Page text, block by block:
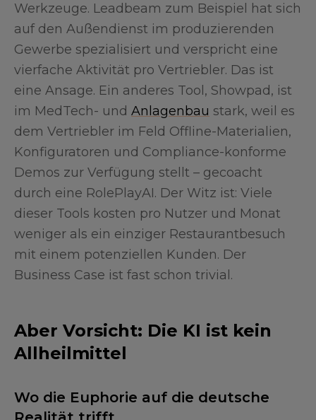
Werkzeuge. Leadbeam zum Beispiel hat sich
auf den Außendienst im produzierenden
Gewerbe spezialisiert und verspricht eine
vierfache Aktivität pro Vertriebler. Das ist
eine Ansage. Ein anderes Tool, Showpad, ist
im MedTech- und Anlagenbau stark, weil es
dem Vertriebler im Feld Offline-Materialien,
Konfiguratoren und Compliance-konforme
Demos zur Verfügung stellt – gecoacht
durch eine RolePlayAI. Der Witz ist: Viele
dieser Tools kosten pro Nutzer und Monat
weniger als ein einziger Restaurantbesuch
mit einem potenziellen Kunden. Der
Business Case ist fast schon trivial.
Aber Vorsicht: Die KI ist kein
Allheilmittel
Wo die Euphorie auf die deutsche